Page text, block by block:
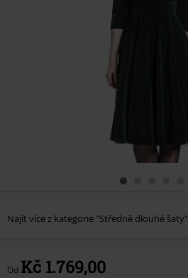
Najít více z kategorie "Středně dlouhé šaty"
Od Kč 1.769,00